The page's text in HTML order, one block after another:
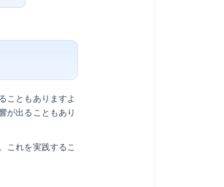
こともありますよ
が出ることもあり
これを実践するこ